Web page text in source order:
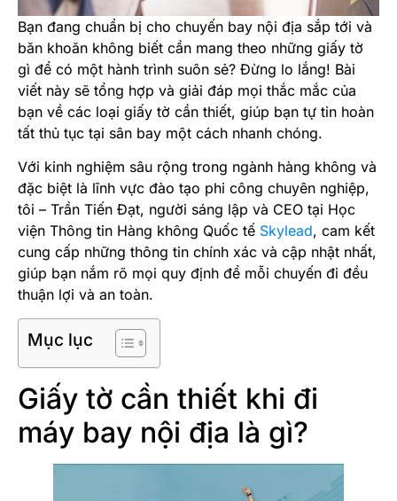
Bạn đang chuẩn bị cho chuyến bay nội địa sắp tới và
băn khoăn không biết cần mang theo những giấy tờ
gì để có một hành trình suôn sẻ? Đừng lo lắng! Bài
viết này sẽ tổng hợp và giải đáp mọi thắc mắc của
bạn về các loại giấy tờ cần thiết, giúp bạn tự tin hoàn
tất thủ tục tại sân bay một cách nhanh chóng.
Với kinh nghiệm sâu rộng trong ngành hàng không và
đặc biệt là lĩnh vực đào tạo phi công chuyên nghiệp,
tôi – Trần Tiến Đạt, người sáng lập và CEO tại Học
viện Thông tin Hàng không Quốc tế Skylead, cam kết
cung cấp những thông tin chính xác và cập nhật nhất,
giúp bạn nắm rõ mọi quy định để mỗi chuyến đi đều
thuận lợi và an toàn.
Mục lục
Giấy tờ cần thiết khi đi
máy bay nội địa là gì?